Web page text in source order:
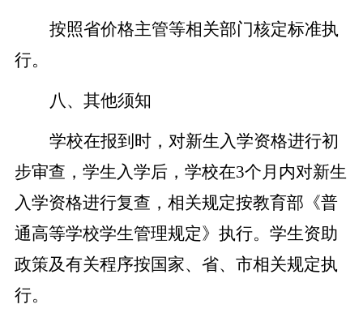
按照省价格主管等相关部门核定标准执
行。
八、其他须知
学校在报到时，对新生入学资格进行初
步审查，学生入学后，学校在3个月内对新生
入学资格进行复查，相关规定按教育部《普
通高等学校学生管理规定》执行。学生资助
政策及有关程序按国家、省、市相关规定执
行。